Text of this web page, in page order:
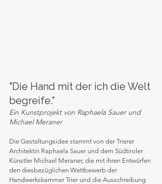
"Die Hand mit der ich die Welt
begreife."
Ein Kunstprojekt von Raphaela Sauer und
Michael Meraner
Die Gestaltungsidee stammt von der Trierer
Architektin Raphaela Sauer und dem Südtiroler
Künstler Michael Meraner, die mit ihren Entwürfen
den diesbezüglichen Wettbewerb der
Handwerkskammer Trier und die Ausschreibung